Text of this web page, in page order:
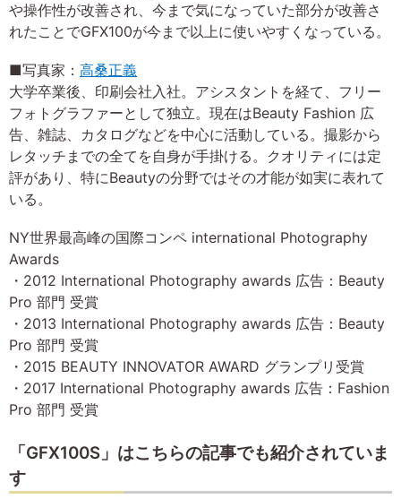
や操作性が改善され、今まで気になっていた部分が改善さ
れたことでGFX100が今まで以上に使いやすくなっている。
■写真家： 高桑正義
大学卒業後、印刷会社入社。アシスタントを経て、フリー
フォトグラファーとして独立。現在はBeauty Fashion 広
告、雑誌、カタログなどを中心に活動している。撮影から
レタッチまでの全てを自身が手掛ける。クオリティには定
評があり、特にBeautyの分野ではその才能が如実に表れて
いる。
NY世界最高峰の国際コンペ international Photography
Awards
・2012 International Photography awards 広告：Beauty
Pro 部門 受賞
・2013 International Photography awards 広告：Beauty
Pro 部門 受賞
・2015 BEAUTY INNOVATOR AWARD グランプリ受賞
・2017 International Photography awards 広告：Fashion
Pro 部門 受賞
「GFX100S」はこちらの記事でも紹介されていま
す